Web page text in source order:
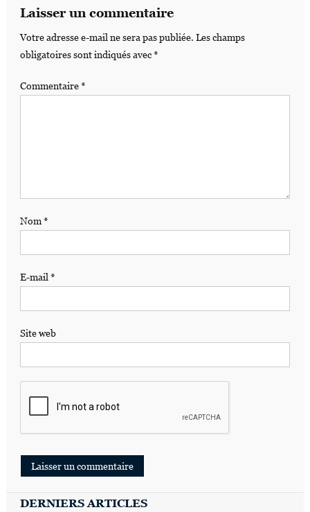
Laisser un commentaire
Votre adresse e-mail ne sera pas publiée. Les champs
obligatoires sont indiqués avec*
Commentaire*
Nom*
E-mail *
Site web
DERNIERS ARTICLES